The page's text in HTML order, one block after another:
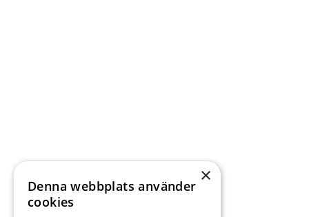
IZETTE - TAUPE
Vanligt
1 799 kr Försäljningspris
1 079 kr
×
Denna webbplats använder
cookies